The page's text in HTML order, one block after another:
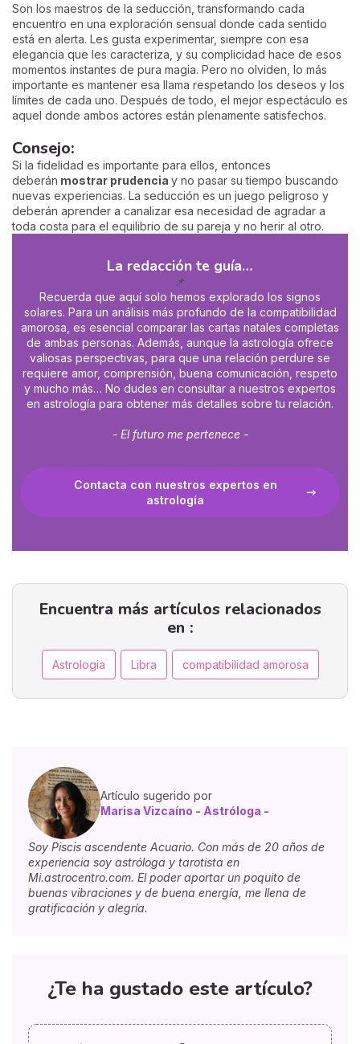
Son los maestros de la seducción, transformando cada
encuentro en una exploración sensual donde cada sentido
está en alerta. Les gusta experimentar, siempre con esa
elegancia que les caracteriza, y su complicidad hace de esos
momentos instantes de pura magia. Pero no olviden, lo más
importante es mantener esa llama respetando los deseos y los
límites de cada uno. Después de todo, el mejor espectáculo es
aquel donde ambos actores están plenamente satisfechos.
Consejo:
Si la fidelidad es importante para ellos, entonces
deberán mostrar prudencia y no pasar su tiempo buscando
nuevas experiencias. La seducción es un juego peligroso y
deberán aprender a canalizar esa necesidad de agradar a
toda costa para el equilibrio de su pareja y no herir al otro.
La redacción te guía…
📌
Recuerda que aquí solo hemos explorado los signos
solares. Para un análisis más profundo de la compatibilidad
amorosa, es esencial comparar las cartas natales completas
de ambas personas. Además, aunque la astrología ofrece
valiosas perspectivas, para que una relación perdure se
requiere amor, comprensión, buena comunicación, respeto
y mucho más… No dudes en consultar a nuestros expertos
en astrología para obtener más detalles sobre tu relación.
- El futuro me pertenece -
Contacta con nuestros expertos en
astrología
Encuentra más artículos relacionados
en :
Astrologia Libra compatibilidad amorosa
Artículo sugerido por
Marisa Vizcaíno - Astróloga -
Soy Piscis ascendente Acuario. Con más de 20 años de
experiencia soy astróloga y tarotista en
Mi.astrocentro.com. El poder aportar un poquito de
buenas vibraciones y de buena energía, me llena de
gratificación y alegría.
¿Te ha gustado este artículo?